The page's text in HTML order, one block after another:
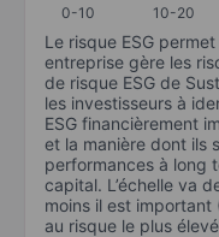
0-10
10-20
Le risque ESG
entreprise gère les
de risque ESG de
les investisseurs à
ESG financièrement
et la manière dont ils
performances à long
capital. L’échelle va
moins il est
au risque le plus